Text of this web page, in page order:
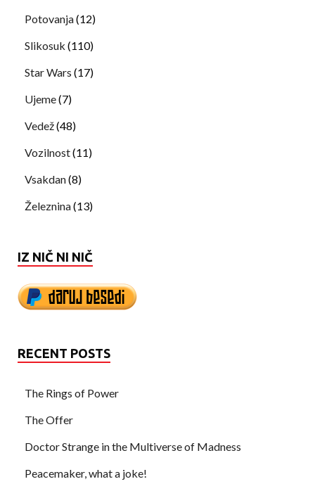
Potovanja(12)
Slikosuk (110)
Star Wars (17)
Ujeme(7)
Vedež(48)
Vozilnost(11)
Vsakdan(8)
Železnina(13)
IZ NIČ NI NIČ
RECENT POSTS
The Rings of Power
The Offer
Doctor Strange in the Multiverse of Madness
Peacemaker, what a joke!